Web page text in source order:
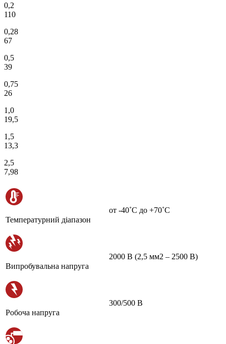
0,2
110
0,28
67
0,5
39
0,75
26
1,0
19,5
1,5
13,3
2,5
7,98
Температурний діапазон
от -40˚С до +70˚С
Випробувальна напруга
2000 В (2,5 мм2 – 2500 В)
Робоча напруга
300/500 В